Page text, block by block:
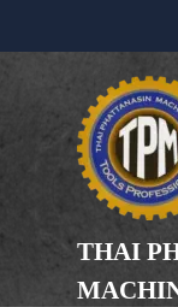
THAI